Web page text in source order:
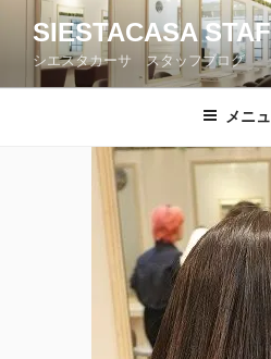
ン
SIESTACASA
シエスタカーサ スタッフブログ
メニ